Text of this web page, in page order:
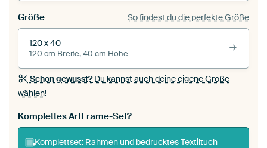
Größe So findest du die perfekte Größe
120 x 40
120 cm Breite, 40 cm Höhe
Schon gewusst?Du kannst auch deine eigene Größe
wählen!
Komplettes ArtFrame-Set?
Komplettset: Rahmen und bedrucktes Textiltuch